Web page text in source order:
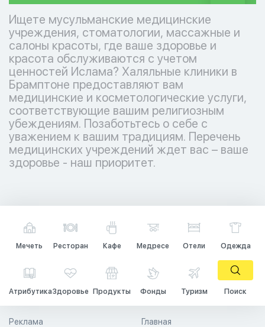
Ищете мусульманские медицинские
учреждения, стоматологии, массажные и
салоны красоты, где ваше здоровье и
красота обслуживаются с учетом
ценностей Ислама? Халяльные клиники в
Брамптоне предоставляют вам
медицинские и косметологические услуги,
соответствующие вашим религиозным
убеждениям. Позаботьтесь о себе с
уважением к вашим традициям. Перечень
медицинских учреждений ждет вас – ваше
здоровье - наш приоритет.
Мечеть Ресторан Кафе Медресе Отели Одежда
АтрибутикаЗдоровье Продукты Фонды Туризм Поиск
Главная
Реклама